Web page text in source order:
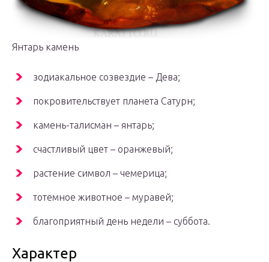
Янтарь камень
зодиакальное созвездие – Дева;
покровительствует планета Сатурн;
камень-талисман – янтарь;
счастливый цвет – оранжевый;
растение символ – чемерица;
тотемное животное – муравей;
благоприятный день недели – суббота.
Характер